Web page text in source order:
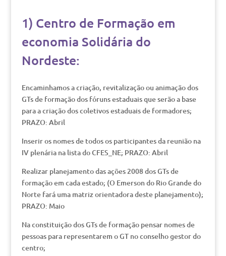
1) Centro de Formação em
economia Solidária do
Nordeste:
Encaminhamos a criação, revitalização ou animação dos
GTs de formação dos fóruns estaduais que serão a base
para a criação dos coletivos estaduais de formadores;
PRAZO: Abril
Inserir os nomes de todos os participantes da reunião na
IV plenária na lista do CFES_NE; PRAZO: Abril
Realizar planejamento das ações 2008 dos GTs de
formação em cada estado; (O Emerson do Rio Grande do
Norte fará uma matriz orientadora deste planejamento);
PRAZO: Maio
Na constituição dos GTs de formação pensar nomes de
pessoas para representarem o GT no conselho gestor do
centro;